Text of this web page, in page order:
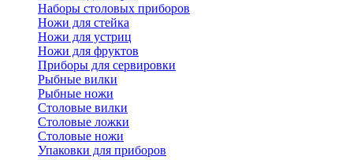
Наборы столовых приборов
Ножи для стейка
Ножи для устриц
Ножи для фруктов
Приборы для сервировки
Рыбные вилки
Рыбные ножи
Столовые вилки
Столовые ложки
Столовые ножи
Упаковки для приборов